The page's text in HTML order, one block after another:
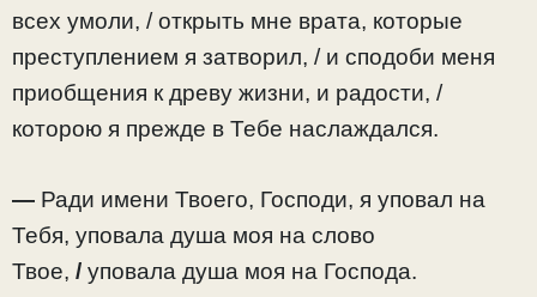
всех умоли, / открыть мне врата, которые
преступлением я затворил, / и сподоби меня
приобщения к древу жизни, и радости, /
которою я прежде в Тебе наслаждался.
— Ради имени Твоего, Господи, я уповал на
Тебя, уповала душа моя на слово
Твое, / уповала душа моя на Господа.